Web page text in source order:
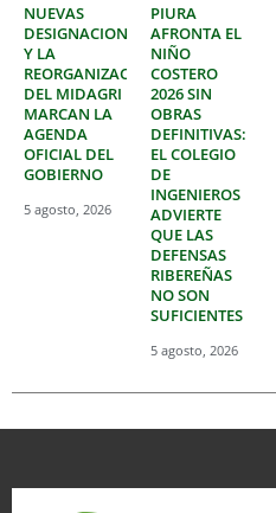
NUEVAS
DESIGNACIONES
Y LA
REORGANIZACIÓN
DEL MIDAGRI
MARCAN LA
AGENDA
OFICIAL DEL
GOBIERNO
5 agosto, 2026
PIURA
AFRONTA EL
NIÑO
COSTERO
2026 SIN
OBRAS
DEFINITIVAS:
EL COLEGIO
DE
INGENIEROS
ADVIERTE
QUE LAS
DEFENSAS
RIBEREÑAS
NO SON
SUFICIENTES
5 agosto, 2026